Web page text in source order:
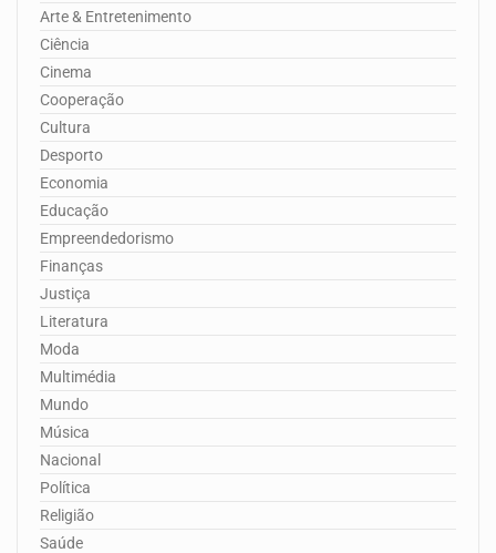
Arte & Entretenimento
Ciência
Cinema
Cooperação
Cultura
Desporto
Economia
Educação
Empreendedorismo
Finanças
Justiça
Literatura
Moda
Multimédia
Mundo
Música
Nacional
Política
Religião
Saúde